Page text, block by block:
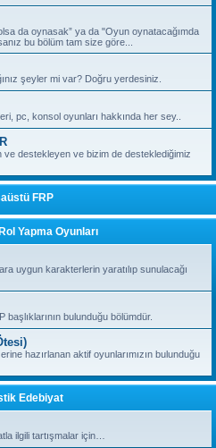
da oynasak” ya da "Oyun oynatacağımda
bu bölüm tam size göre...
şeyler mi var? Doğru yerdesiniz.
pc, konsol oyunları hakkında her sey..
ve destekleyen ve bizim de desteklediğimiz
FRP
Yapma Oyunları
uygun karakterlerin yaratılıp sunulacağı
başlıklarının bulunduğu bölümdür.
hazırlanan aktif oyunlarımızın bulunduğu
Edebiyat
ilgili tartışmalar için…